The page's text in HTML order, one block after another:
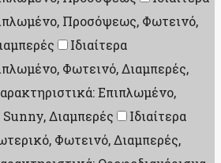
Προσόψεως, Φωτεινό,
Ιδιαίτερα
Φωτεινό, Διαμπερές,
Επιπλωμένο,
Διαμπερές
Ιδιαίτερα
Φωτεινό, Διαμπερές,